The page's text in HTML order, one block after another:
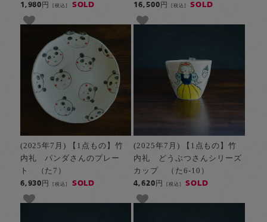
1,980円[税込] SOLD 16,500円 [税込] SOLD
(2025年7月) 【1点もの】竹
内礼 パンダさんのプレー
ト （た7）
6,930円[税込] SOLD
(2025年7月) 【1点もの】竹
内礼 どうぶつさんシリーズ
カップ （た6-10）
4,620円 [税込] SOLD